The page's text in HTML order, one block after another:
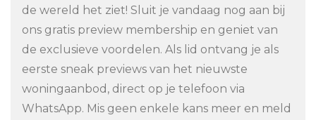
de wereld het ziet! Sluit je vandaag nog aan bij
ons gratis preview membership en geniet van
de exclusieve voordelen. Als lid ontvang je als
eerste sneak previews van het nieuwste
woningaanbod, direct op je telefoon via
WhatsApp. Mis geen enkele kans meer en meld